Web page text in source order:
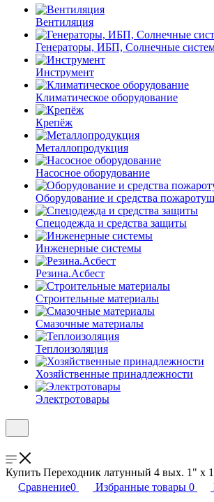
Вентиляция
Генераторы, ИБП, Солнечные
Инструмент
Климатическое оборудование
Крепёж
Металлопродукция
Насосное оборудование
Оборудование и средства
Спецодежда и средства защиты
Инженерные системы
Резина.Асбест
Строительные материалы
Смазочные материалы
Теплоизоляция
Хозяйственные принадлежности
Электротовары
Купить Переходник латунный 4 вых. 1" х
Сравнение0 Избранные товары 0